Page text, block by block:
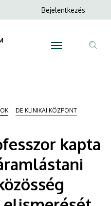
Anonim
menüje
Bejelentkezés
DE KLINIKAI KÖZPONT
kapta